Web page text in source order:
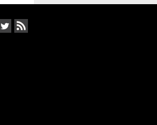
Suivez-nous sur Facebook
Suivez-nous sur Twitter